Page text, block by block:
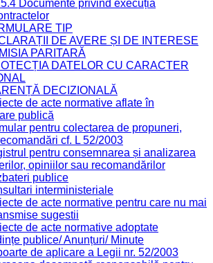
Documente privind execuția
TIP
DE AVERE ȘI DE INTERESE
PARITARĂ
DATELOR CU CARACTER
DECIZIONALĂ
de acte normative aflate în
publică
pentru colectarea de propuneri,
cf. L 52/2003
pentru consemnarea și analizarea
opiniilor sau recomandărilor
publice
interministeriale
de acte normative pentru care nu mai
sugestii
de acte normative adoptate
publice/ Anunțuri/ Minute
de aplicare a Legii nr. 52/2003